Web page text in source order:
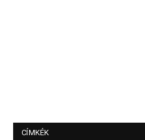
CÍMKÉK